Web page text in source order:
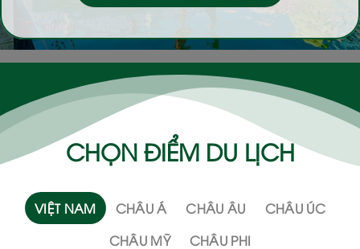
CHỌN ĐIỂM DU LỊCH
VIỆT NAM CHÂU Á CHÂU ÂU
CHÂU ÚC
CHÂU MỸ
CHÂU PHI